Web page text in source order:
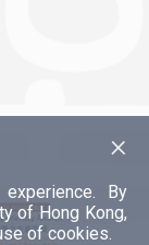
×
By
of Hong Kong,
of cookies.